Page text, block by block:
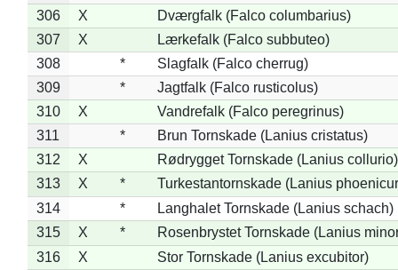
306
X
Dværgfalk (Falco columbarius)
307
X
Lærkefalk (Falco subbuteo)
308
*
Slagfalk (Falco cherrug)
309
*
Jagtfalk (Falco rusticolus)
310
X
Vandrefalk (Falco peregrinus)
311
*
Brun Tornskade (Lanius cristatus)
312
X
Rødrygget Tornskade (Lanius collurio)
313
X *
Turkestantornskade (Lanius
314
*
Langhalet Tornskade (Lanius schach)
315
X *
Rosenbrystet Tornskade (Lanius
316
X
Stor Tornskade (Lanius excubitor)